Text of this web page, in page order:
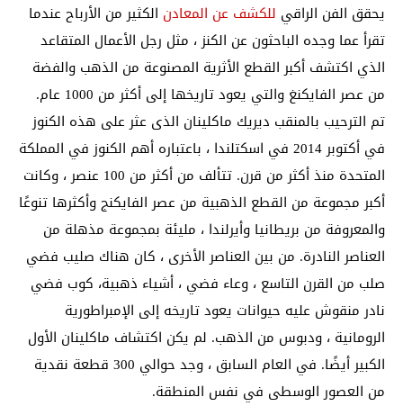
يحقق الفن الراقي للكشف عن المعادن الكثير من الأرباح عندما
تقرأ عما وجده الباحثون عن الكنز ، مثل رجل الأعمال المتقاعد
الذي اكتشف أكبر القطع الأثرية المصنوعة من الذهب والفضة
من عصر الفايكنغ والتي يعود تاريخها إلى أكثر من 1000 عام.
تم الترحيب بالمنقب ديريك ماكلينان الذى عثر على هذه الكنوز
في أكتوبر 2014 في اسكتلندا ، باعتباره أهم الكنوز في المملكة
المتحدة منذ أكثر من قرن. تتألف من أكثر من 100 عنصر ، وكانت
أكبر مجموعة من القطع الذهبية من عصر الفايكنج وأكثرها تنوعًا
والمعروفة من بريطانيا وأيرلندا ، مليئة بمجموعة مذهلة من
العناصر النادرة. من بين العناصر الأخرى ، كان هناك صليب فضي
صلب من القرن التاسع ، وعاء فضي ، أشياء ذهبية، كوب فضي
نادر منقوش عليه حيوانات يعود تاريخه إلى الإمبراطورية
الرومانية ، ودبوس من الذهب. لم يكن اكتشاف ماكلينان الأول
الكبير أيضًا. في العام السابق ، وجد حوالي 300 قطعة نقدية
من العصور الوسطى في نفس المنطقة.